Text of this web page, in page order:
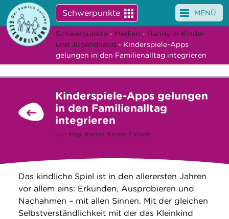
Schwerpunkte
Angebote
Veranstaltungen
Service
Suche
MENÜ
Schwerpunkte - Medien - Handy in Kinder-
und Jugendhand - Kinderspiele-Apps
gelungen in den Familienalltag integrieren
Kinderspiele-Apps gelungen
in den Familienalltag
integrieren
von Mag. Karina Kaiser-Fallent
Das kindliche Spiel ist in den allerersten Jahren
vor allem eins: Erkunden, Ausprobieren und
Nachahmen – mit allen Sinnen. Mit der gleichen
Selbstverständlichkeit mit der das Kleinkind